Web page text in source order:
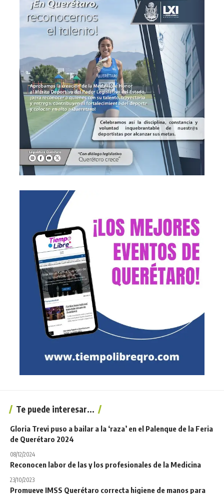
Te puede interesar...
Gloria Trevi puso a bailar a la ‘raza’ en el Palenque de la Feria
de Querétaro 2024
08/12/2024
Reconocen labor de las y los profesionales de la Medicina
23/10/2023
Promueve IMSS Querétaro correcta higiene de manos para